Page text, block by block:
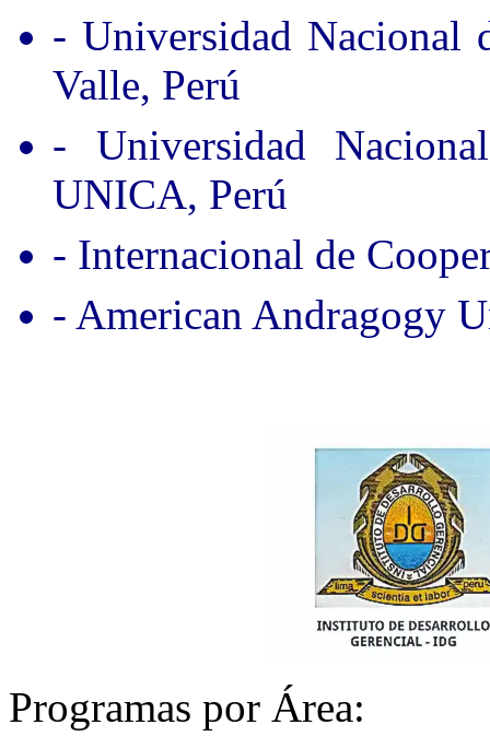
- Universidad Nacional
Valle, Perú
- Universidad
UNICA, Perú
- Internacional de
- American Andragogy
Programas por Área: